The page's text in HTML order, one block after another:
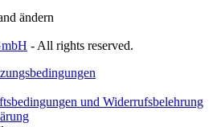
ändern
- All rights reserved.
und Widerrufsbelehrung